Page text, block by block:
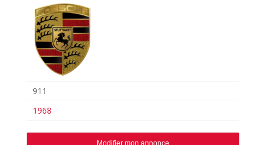
911
1968
Modifier mon annonce